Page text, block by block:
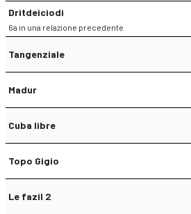
Dritdeiciodi
6a in una relazione precedente
Tangenziale
Madur
Cuba libre
Topo Gigio
Le fazil 2